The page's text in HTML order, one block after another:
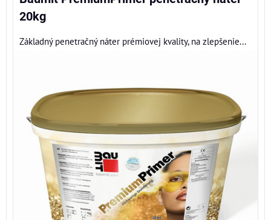
20kg
Základný penetračný náter prémiovej kvality, na zlepšenie...